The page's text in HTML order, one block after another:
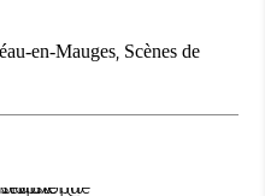
en-Mauges, Scènes de